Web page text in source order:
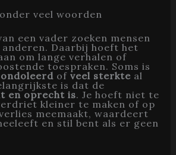
veel woorden
een vader zoeken mensen
anderen. Daarbij hoeft het
om lange verhalen of
toespraken. Soms is
of veel sterkte al
is dat de
en oprecht is. Je hoeft niet te
kleiner te maken of op
meemaakt, waardeert
en stil bent als er geen